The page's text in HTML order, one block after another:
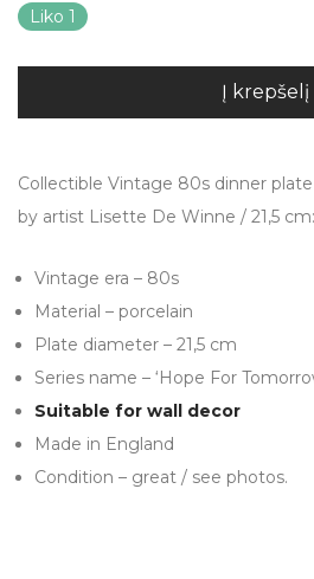
Liko 1
Į krepšelį
Collectible Vintage 80s dinner plate
by artist Lisette De Winne / 21,5 cm:
Vintage era – 80s
Material – porcelain
Plate diameter – 21,5 cm
Series name – ‘Hope For
Suitable for wall decor
Made in England
Condition – great / see photos.